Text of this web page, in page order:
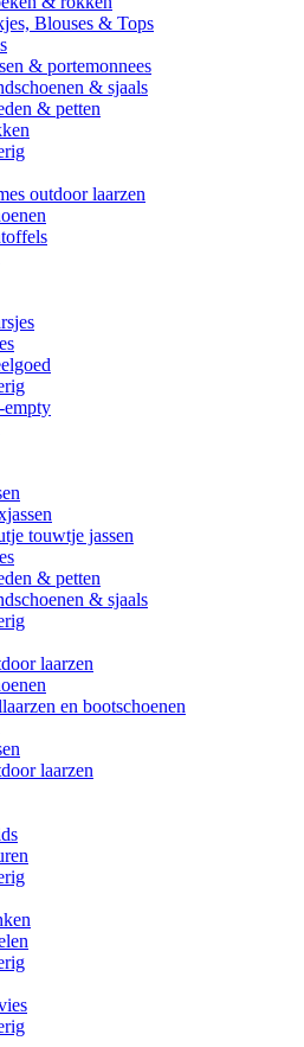
Blouses & Tops
& portemonnees
& sjaals
& petten
outdoor laarzen
empty
touwtje jassen
& petten
& sjaals
laarzen
en bootschoenen
laarzen